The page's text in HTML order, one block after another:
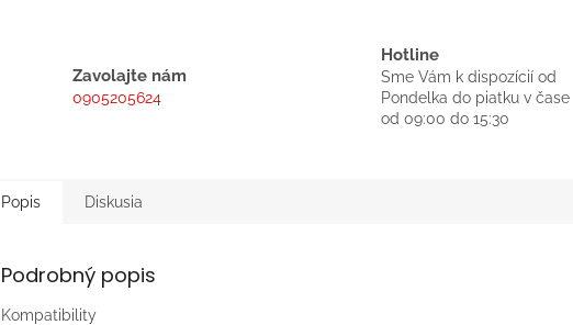
Zavolajte nám
0905205624
Hotline
Sme Vám k dispozícií od
Pondelka do piatku v čase
od 09:00 do 15:30
Popis Diskusia
Podrobný popis
Kompatibility